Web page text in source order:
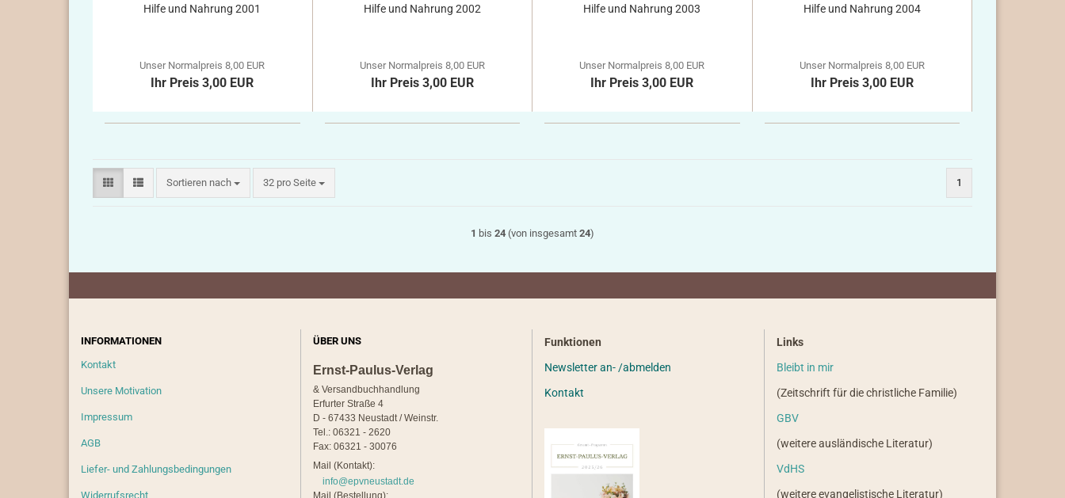
Hilfe und Nahrung 2001
Unser Normalpreis 8,00 EUR
Ihr Preis 3,00 EUR
Hilfe und Nahrung 2002
Unser Normalpreis 8,00 EUR
Ihr Preis 3,00 EUR
Hilfe und Nahrung 2003
Unser Normalpreis 8,00 EUR
Ihr Preis 3,00 EUR
Hilfe und Nahrung 2004
Unser Normalpreis 8,00 EUR
Ihr Preis 3,00 EUR
Sortieren nach
Sortieren nach 32 pro Seite
pro Seite 1
1 bis 24 (von insgesamt 24)
INFORMATIONEN
Kontakt
Unsere Motivation
Impressum
AGB
Liefer- und Zahlungsbedingungen
Widerrufsrecht
ÜBER UNS
Ernst-Paulus-Verlag
& Versandbuchhandlung
Erfurter Straße 4
D - 67433 Neustadt / Weinstr.
Tel.: 06321 - 2620
Fax: 06321 - 30076
Mail (Kontakt):
info@epvneustadt.de
Mail (Bestellung):
Funktionen
Newsletter an- /abmelden
Kontakt
Links
Bleibt in mir
(Zeitschrift für die christliche Familie)
GBV
(weitere ausländische Literatur)
VdHS
(weitere evangelistische Literatur)